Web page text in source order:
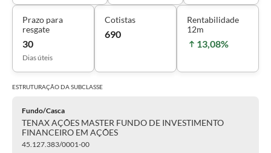
Prazo para
resgate
30
Dias úteis
Cotistas
690
Rentabilidade
12m
13,08%
ESTRUTURAÇÃO DASUBCLASSE
Fundo/Casca
TENAX AÇÕES MASTER FUNDO DE INVESTIMENTO
FINANCEIRO EM AÇÕES
45.127.383/0001-00